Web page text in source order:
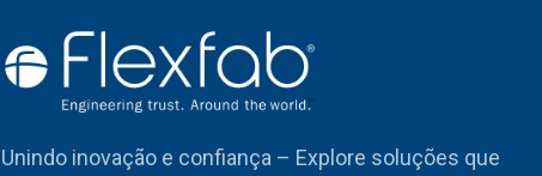
Unindo inovação e confiança – Explore soluções que